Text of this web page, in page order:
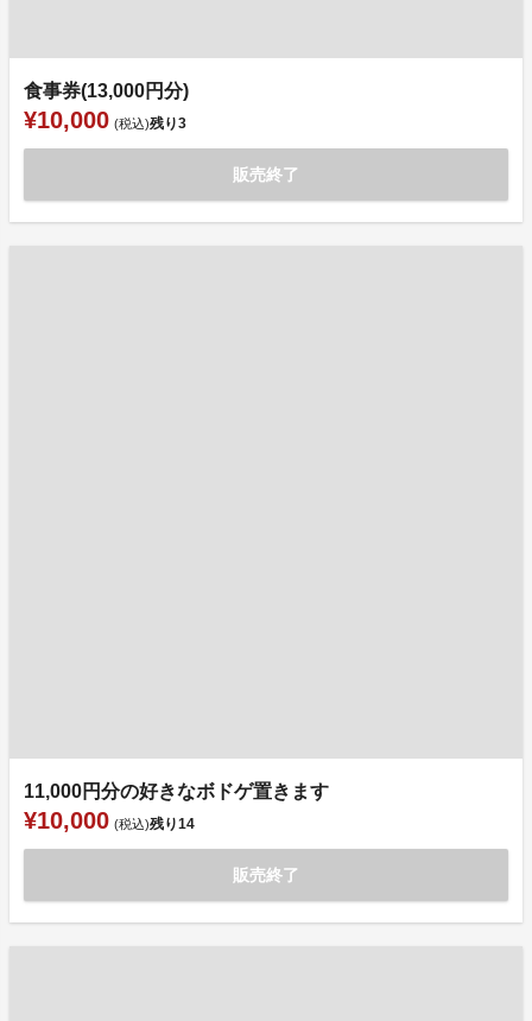
食事券(13,000円分)
¥10,000 (税込)残り3
販売終了
11,000円分の好きなボドゲ置きます
¥10,000 (税込)残り14
販売終了